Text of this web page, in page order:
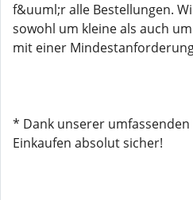
f&uuml;r alle Bestellungen.
sowohl um kleine als auch
mit einer
* Dank unserer
Einkaufen absolut sicher!